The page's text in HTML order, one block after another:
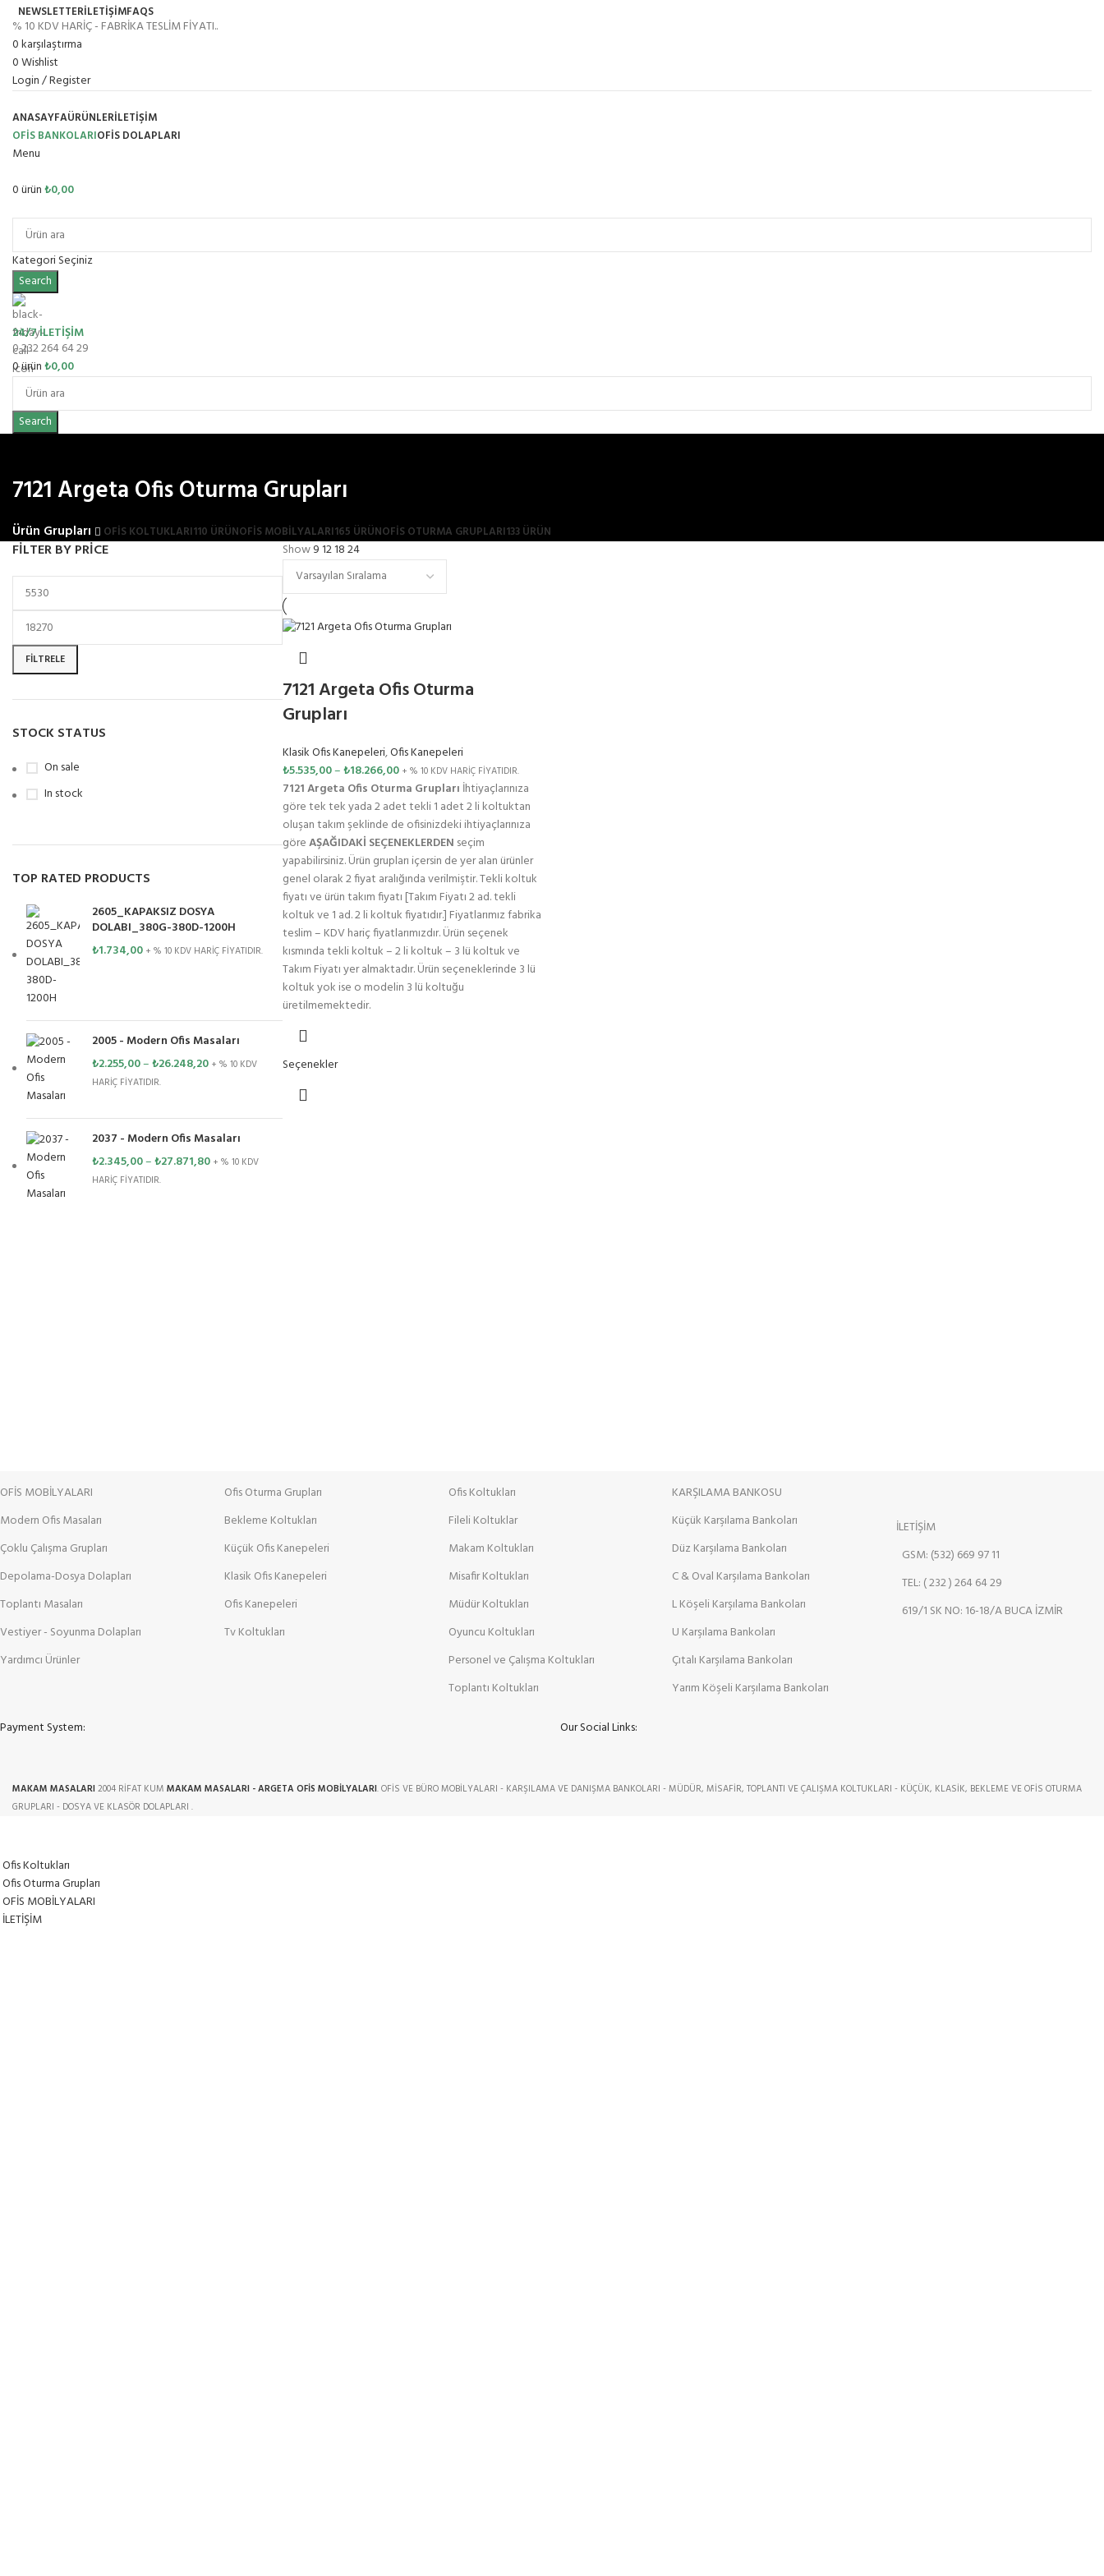
NEWSLETTERİLETİŞİMFAQS
% 10 KDV HARİÇ - FABRİKA TESLİM FİYATI..
0karşılaştırma
0Wishlist
Login / Register
ANASAYFAÜRÜNLERİLETIŞIM
OFİS BANKOLARIOFIS DOLAPLARI
Menu
0ürün₺0,00
Kategori Seçiniz
Search
24/7 İLETİŞİM
0 232 264 64 29
0ürün₺0,00
Search
7121 Argeta Ofis Oturma Grupları
Ürün Grupları OFIS KOLTUKLARI110 ÜRÜNOFİS MOBİLYALARI165 ÜRÜNOFIS OTURMA GRUPLARI133 ÜRÜN
FILTER BY PRICE
FILTRELE
STOCK STATUS
On sale
In stock
TOP RATED PRODUCTS
2605_KAPAKSIZ DOSYA
DOLABI_380G-380D-1200H
₺1.734,00 + % 10 KDV HARİÇ FİYATIDIR.
2005 - Modern Ofis Masaları
₺2.255,00–₺26.248,20 + % 10 KDV
HARİÇ FİYATIDIR.
2037 - Modern Ofis Masaları
₺2.345,00–₺27.871,80 + % 10 KDV
HARİÇ FİYATIDIR.
Show9121824
7121 Argeta Ofis Oturma
Grupları
Klasik Ofis Kanepeleri,Ofis Kanepeleri
₺5.535,00–₺18.266,00 + % 10 KDV HARİÇ FİYATIDIR.
7121 Argeta Ofis Oturma Grupları İhtiyaçlarınıza
göre tek tek yada 2 adet tekli 1 adet 2 li koltuktan
oluşan takım şeklinde de ofisinizdeki ihtiyaçlarınıza
göreAŞAĞIDAKİ SEÇENEKLERDEN seçim
yapabilirsiniz. Ürün grupları içersin de yer alan ürünler
genel olarak 2 fiyat aralığında verilmiştir. Tekli koltuk
fiyatı ve ürün takım fiyatı [Takım Fiyatı 2 ad. tekli
koltuk ve 1 ad. 2 li koltuk fiyatıdır.] Fiyatlarımız fabrika
teslim – KDV hariç fiyatlarımızdır. Ürün seçenek
kısmında tekli koltuk – 2 li koltuk – 3 lü koltuk ve
Takım Fiyatı yer almaktadır. Ürün seçeneklerinde 3 lü
koltuk yok ise o modelin 3 lü koltuğu
üretilmemektedir.
Seçenekler
OFİS MOBİLYALARI
Modern Ofis Masaları
Çoklu Çalışma Grupları
Depolama-Dosya Dolapları
Toplantı Masaları
Vestiyer - Soyunma Dolapları
Yardımcı Ürünler
Ofis Oturma Grupları
Bekleme Koltukları
Küçük Ofis Kanepeleri
Klasik Ofis Kanepeleri
Ofis Kanepeleri
Tv Koltukları
Ofis Koltukları
Fileli Koltuklar
Makam Koltukları
Misafir Koltukları
Müdür Koltukları
Oyuncu Koltukları
Personel ve Çalışma Koltukları
Toplantı Koltukları
KARŞILAMA BANKOSU
Küçük Karşılama Bankoları
Düz Karşılama Bankoları
C & Oval Karşılama Bankoları
L Köşeli Karşılama Bankoları
U Karşılama Bankoları
Çıtalı Karşılama Bankoları
Yarım Köşeli Karşılama Bankoları
İLETİŞİM
GSM: (532) 669 97 11
TEL: ( 232 ) 264 64 29
619/1 SK NO: 16-18/A BUCA İZMİR
Payment System: Our Social Links:
MAKAM MASALARI 2004 RİFAT KUM MAKAM MASALARI - ARGETA OFİS MOBİLYALARI. OFİS VE BÜRO MOBİLYALARI - KARŞILAMA VE DANIŞMA BANKOLARI - MÜDÜR, MİSAFİR, TOPLANTI VE ÇALIŞMA KOLTUKLARI - KÜÇÜK, KLASİK, BEKLEME VE OFİS OTURMA
GRUPLARI - DOSYA VE KLASÖR DOLAPLARI .
Ofis Koltukları
Ofis Oturma Grupları
OFİS MOBİLYALARI
İLETİŞİM